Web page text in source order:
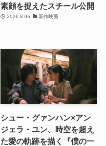
素顔を捉えたスチール公開
2026.8.06 新作映画
シュー・グァンハン×アン
ジェラ・ユン、時空を超え
た愛の軌跡を描く『僕の一